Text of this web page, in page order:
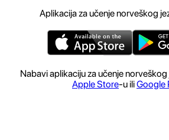
Aplikacija za učenje norveškog
Nabavi aplikaciju za učenje norveškog
Apple Store-u iliGoogle